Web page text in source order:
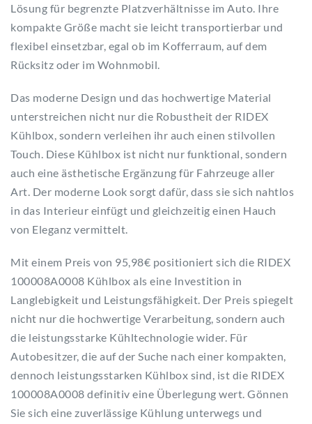
Lösung für begrenzte Platzverhältnisse im Auto. Ihre
kompakte Größe macht sie leicht transportierbar und
flexibel einsetzbar, egal ob im Kofferraum, auf dem
Rücksitz oder im Wohnmobil.
Das moderne Design und das hochwertige Material
unterstreichen nicht nur die Robustheit der RIDEX
Kühlbox, sondern verleihen ihr auch einen stilvollen
Touch. Diese Kühlbox ist nicht nur funktional, sondern
auch eine ästhetische Ergänzung für Fahrzeuge aller
Art. Der moderne Look sorgt dafür, dass sie sich nahtlos
in das Interieur einfügt und gleichzeitig einen Hauch
von Eleganz vermittelt.
Mit einem Preis von 95,98€ positioniert sich die RIDEX
100008A0008 Kühlbox als eine Investition in
Langlebigkeit und Leistungsfähigkeit. Der Preis spiegelt
nicht nur die hochwertige Verarbeitung, sondern auch
die leistungsstarke Kühltechnologie wider. Für
Autobesitzer, die auf der Suche nach einer kompakten,
dennoch leistungsstarken Kühlbox sind, ist die RIDEX
100008A0008 definitiv eine Überlegung wert. Gönnen
Sie sich eine zuverlässige Kühlung unterwegs und